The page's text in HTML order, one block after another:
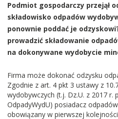
Podmiot gospodarczy przejął
składowisko odpadów
ponownie poddać je
prowadzić składowanie
na dokonywane wydobycie
Firma może dokonać odzysku
Zgodnie z art. 4 pkt 3 ustawy z
wydobywczych (t.j. Dz.U. z 2017 r.
OdpadyWydU) posiadacz
obowiązany w pierwszej